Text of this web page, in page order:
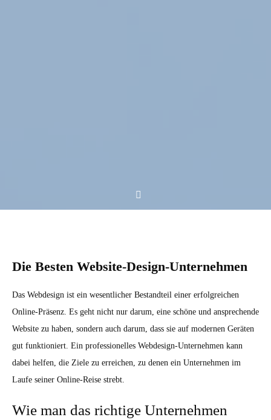
Die Besten Website-Design-Unternehmen
Das Webdesign ist ein wesentlicher Bestandteil einer erfolgreichen
Online-Präsenz. Es geht nicht nur darum, eine schöne und ansprechende
Website zu haben, sondern auch darum, dass sie auf modernen Geräten
gut funktioniert. Ein professionelles Webdesign-Unternehmen kann
dabei helfen, die Ziele zu erreichen, zu denen ein Unternehmen im
Laufe seiner Online-Reise strebt.
Wie man das richtige Unternehmen